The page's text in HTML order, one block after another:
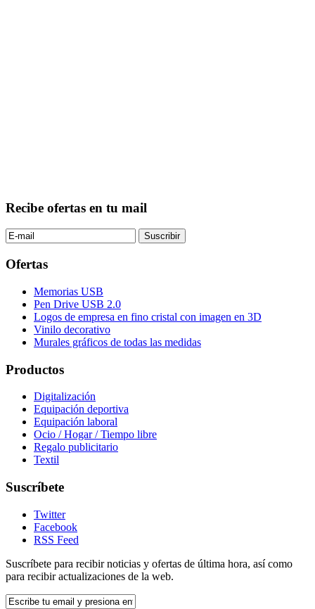
Recibe ofertas en tu mail
Ofertas
Memorias USB
Pen Drive USB 2.0
Logos de empresa en fino cristal con imagen en 3D
Vinilo decorativo
Murales gráficos de todas las medidas
Productos
Digitalización
Equipación deportiva
Equipación laboral
Ocio / Hogar / Tiempo libre
Regalo publicitario
Textil
Suscríbete
Twitter
Facebook
RSS Feed
Suscríbete para recibir noticias y ofertas de última hora, así como
para recibir actualizaciones de la web.